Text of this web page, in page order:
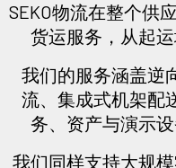
SEKO物流在整个供
货运服务，从起
我们的服务涵盖逆
流、集成式机架配
务、资产与演示
我们同样支持大规